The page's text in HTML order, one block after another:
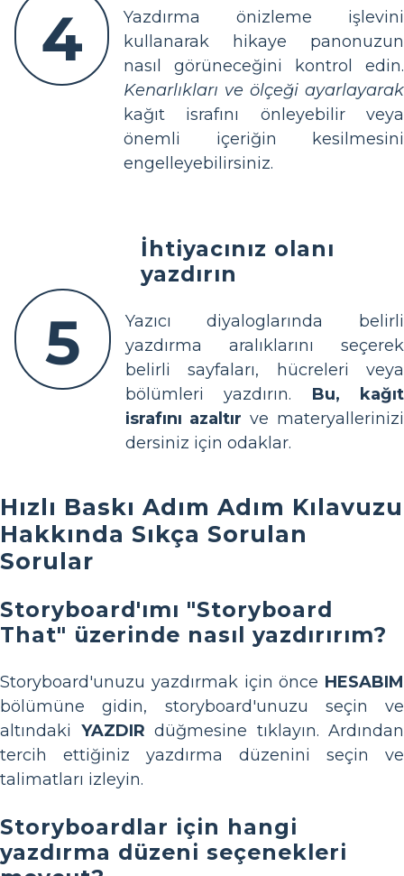
4
Yazdırma önizleme işlevini
kullanarak hikaye panonuzun
nasıl görüneceğini kontrol edin.
Kenarlıkları ve ölçeği ayarlayarak
kağıt israfını önleyebilir veya
önemli içeriğin kesilmesini
engelleyebilirsiniz.
5
İhtiyacınız olanı
yazdırın
Yazıcı diyaloglarında belirli
yazdırma aralıklarını seçerek
belirli sayfaları, hücreleri veya
bölümleri yazdırın. Bu, kağıt
israfını azaltır ve materyallerinizi
dersiniz için odaklar.
Hızlı Baskı Adım Adım Kılavuzu
Hakkında Sıkça Sorulan
Sorular
Storyboard'ımı "Storyboard
That" üzerinde nasıl yazdırırım?
Storyboard'unuzu yazdırmak için önce HESABIM
bölümüne gidin, storyboard'unuzu seçin ve
altındaki YAZDIR düğmesine tıklayın. Ardından
tercih ettiğiniz yazdırma düzenini seçin ve
talimatları izleyin.
Storyboardlar için hangi
yazdırma düzeni seçenekleri